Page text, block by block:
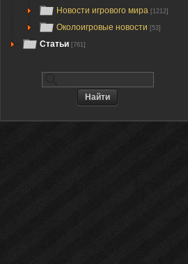
Новости игрового мира [1212]
Околоигровые новости [53]
Статьи [761]